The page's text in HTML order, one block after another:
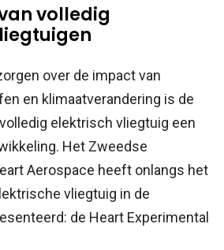
volledig
over de impact van
en klimaatverandering is de
elektrisch vliegtuig een
Het Zweedse
Aerospace heeft onlangs het
vliegtuig in de
de Heart Experimental